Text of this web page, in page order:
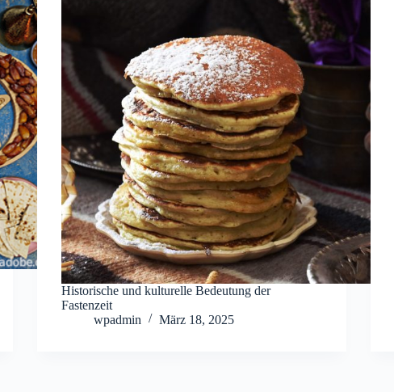
Historische und kulturelle Bedeutung der
Fastenzeit
wpadmin
März 18, 2025